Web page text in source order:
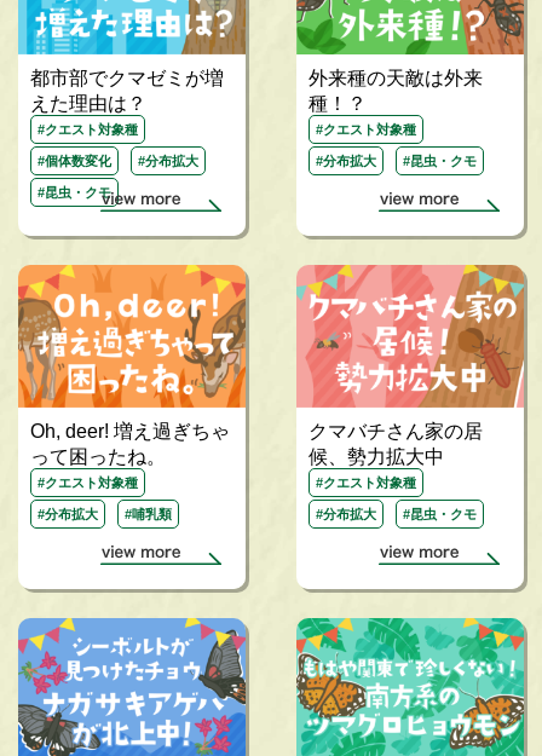
都市部でクマゼミが増
えた理由は？
#クエスト対象種
#個体数変化 #分布拡大
#昆虫・クモ
外来種の天敵は外来
種！？
#クエスト対象種
#分布拡大 #昆虫・クモ
Oh, deer! 増え過ぎちゃ
って困ったね。
#クエスト対象種
#分布拡大 #哺乳類
クマバチさん家の居
候、勢力拡大中
#クエスト対象種
#分布拡大 #昆虫・クモ